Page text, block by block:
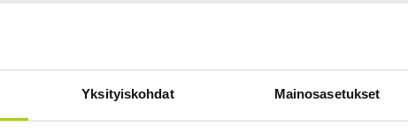
Yksityiskohdat Mainosasetukset